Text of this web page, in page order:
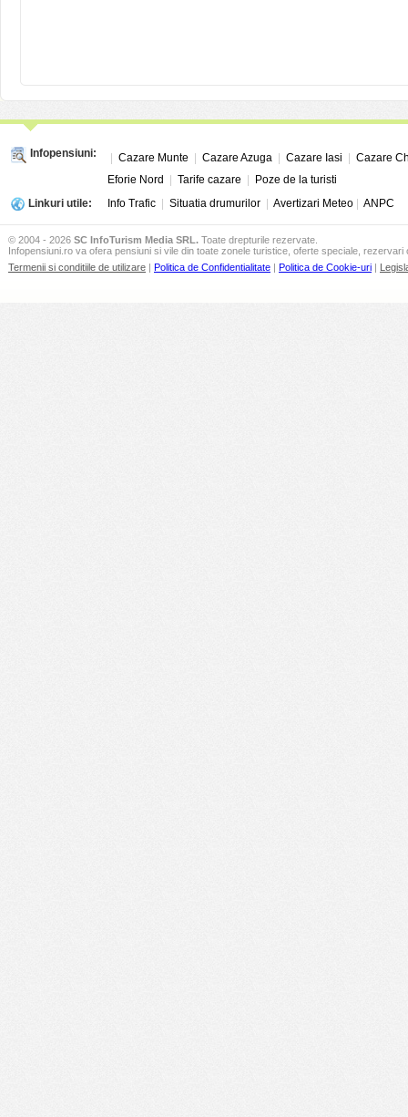
Infopensiuni: Cazare Munte Cazare Azuga Cazare Iasi
Cazare
Eforie Nord
Tarife cazare
Poze de la turisti
Linkuri utile:
Info Trafic Situatia drumurilor Avertizari Meteo ANPC
© 2004 - 2026 SC InfoTurism Media SRL. Toate drepturile rezervate.
Infopensiuni.ro va ofera pensiuni si vile din toate zonele turistice, oferte speciale, rezervari
Termenii si conditiile de utilizare | Politica de Confidentialitate | Politica de Cookie-uri |